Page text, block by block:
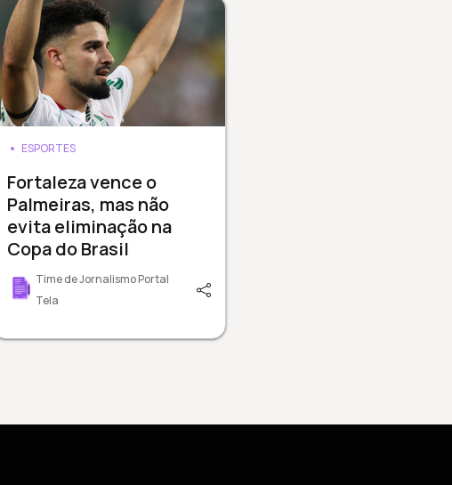
ESPORTES
Fortaleza vence o
Palmeiras, mas não
evita eliminação na
Copa do Brasil
Time de Jornalismo Portal
Tela